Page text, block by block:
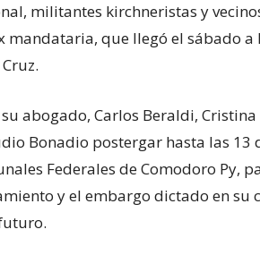
militantes kirchneristas y
mandataria, que llegó el sábado a
abogado, Carlos Beraldi,
Bonadio postergar hasta las 13
Federales de Comodoro Py,
y el embargo dictado en su